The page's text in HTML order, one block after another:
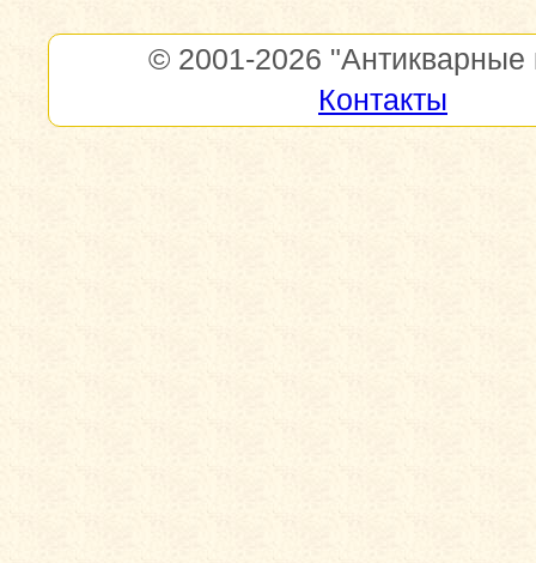
© 2001-2026 "Антикварные
Контакты